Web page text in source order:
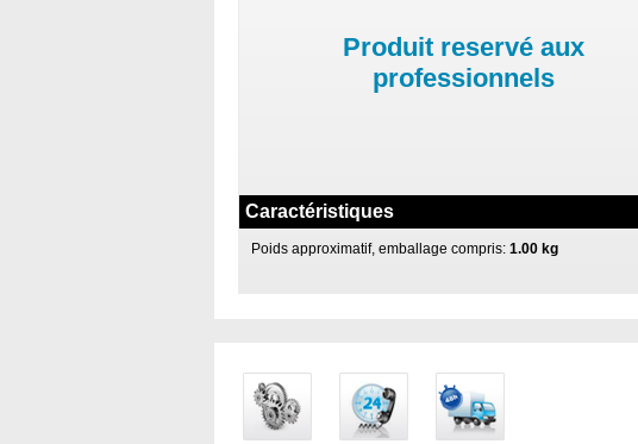
Produit reservé aux
professionnels
Caractéristiques
Poids approximatif, emballage compris:1.00 kg